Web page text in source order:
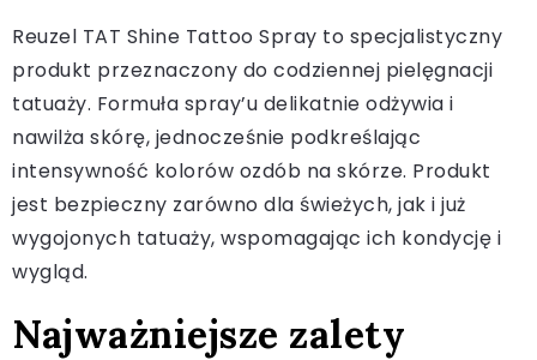
Reuzel TAT Shine Tattoo Spray to specjalistyczny
produkt przeznaczony do codziennej pielęgnacji
tatuaży. Formuła spray’u delikatnie odżywia i
nawilża skórę, jednocześnie podkreślając
intensywność kolorów ozdób na skórze. Produkt
jest bezpieczny zarówno dla świeżych, jak i już
wygojonych tatuaży, wspomagając ich kondycję i
wygląd.
Najważniejsze zalety